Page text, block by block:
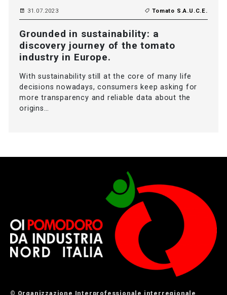
31.07.2023 Tomato S.A.U.C.E.
Grounded in sustainability: a
discovery journey of the tomato
industry in Europe.
With sustainability still at the core of many life
decisions nowadays, consumers keep asking for
more transparency and reliable data about the
origins…
© Organizzazione Interprofessionale interregionale